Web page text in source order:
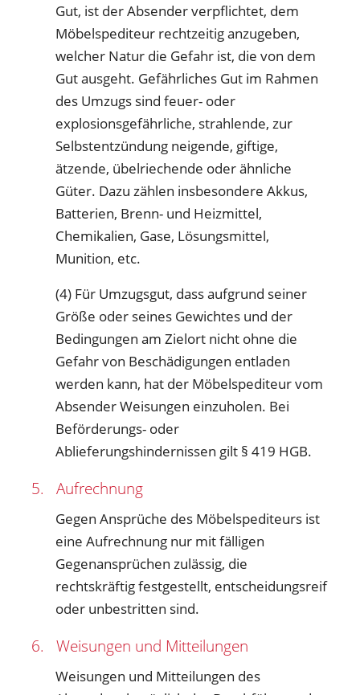
Gut, ist der Absender verpflichtet, dem
Möbelspediteur rechtzeitig anzugeben,
welcher Natur die Gefahr ist, die von dem
Gut ausgeht. Gefährliches Gut im Rahmen
des Umzugs sind feuer- oder
explosionsgefährliche, strahlende, zur
Selbstentzündung neigende, giftige,
ätzende, übelriechende oder ähnliche
Güter. Dazu zählen insbesondere Akkus,
Batterien, Brenn- und Heizmittel,
Chemikalien, Gase, Lösungsmittel,
Munition, etc.
(4) Für Umzugsgut, dass aufgrund seiner
Größe oder seines Gewichtes und der
Bedingungen am Zielort nicht ohne die
Gefahr von Beschädigungen entladen
werden kann, hat der Möbelspediteur vom
Absender Weisungen einzuholen. Bei
Beförderungs- oder
Ablieferungshindernissen gilt § 419 HGB.
5. Aufrechnung
Gegen Ansprüche des Möbelspediteurs ist
eine Aufrechnung nur mit fälligen
Gegenansprüchen zulässig, die
rechtskräftig festgestellt, entscheidungsreif
oder unbestritten sind.
6. Weisungen und Mitteilungen
Weisungen und Mitteilungen des